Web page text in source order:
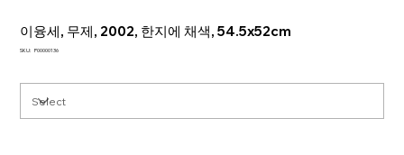
이융세, 무제, 2002, 한지에 채색, 54.5x52cm
SKU: SKU
P00000136